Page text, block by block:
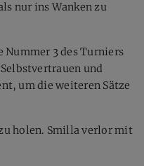
nur ins Wanken zu
3 des Turniers
und
um die weiteren Sätze
holen. Smilla verlor mit